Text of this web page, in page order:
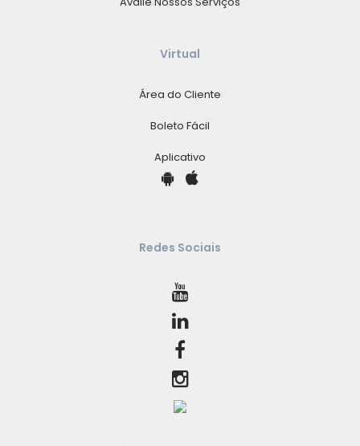
Virtual
Área do Cliente
Boleto Fácil
Aplicativo
Redes Sociais